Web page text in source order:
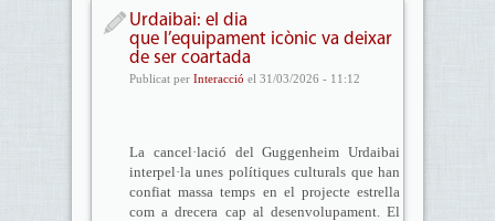
Urdaibai: el dia
que l’equipament icònic va deixar
de ser coartada
Publicat per Interacció el 31/03/2026 - 11:12
La cancel·lació del Guggenheim Urdaibai
interpel·la unes polítiques culturals que han
confiat massa temps en el projecte estrella
com a drecera cap al desenvolupament. El